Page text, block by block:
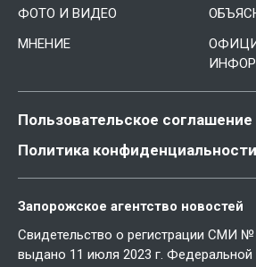
ФОТО И ВИДЕО
МНЕНИЕ
Пользовательское соглашение
Политика конфиденциальности
Запорожское агентство новостей
Свидетельство о регистрации СМИ
выдано 11 июля 2023 г. Федеральной